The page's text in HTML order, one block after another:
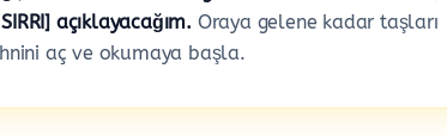
açıklayacağım. Oraya gelene kadar taşları
aç ve okumaya başla.